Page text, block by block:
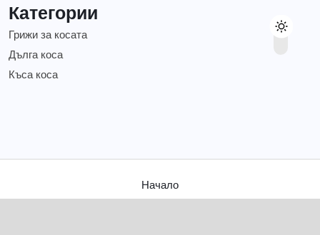
Категории
Грижи за косата
Дълга коса
Къса коса
Начало